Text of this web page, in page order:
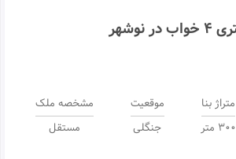
متراژ بنا
300 متر
موقعیت
جنگلی
مشخصه ملک
مستقل